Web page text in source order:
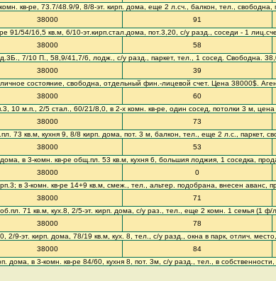
кв-ре, 73.7/48.9/9, 8/8-эт. кирп. дома, еще 2 л.сч., балкон, тел.,
38000 91
54/16,5 кв.м, 6/10-эт.кирп.стал.дома, пот.3,20, с/у разд., соседи - 1
38000 58
7/10 П., 58,9/41,7/6, лодж., с/у разд., паркет, тел., 1 сосед. Свободна.
38000 39
состояние, свободна, отдельный фин.-лицевой счет. Цена 38000$.
38000 60
10 м.п., 2/5 стал., 60/21/8,0, в 2-х комн. кв-ре, один сосед, потолки 3 м,
38000 73
73 кв.м, кухня 9, 8/8 кирп. дома, пот. 3 м, балкон, тел., еще 2 л.с., паркет,
38000 53
в 3-комн. кв-ре общ.пл. 53 кв.м, кухня 6, большия лоджия, 1 соседка,
38000 0
в 3-комн. кв-ре 14+9 кв.м, смеж., тел., альтер. подобрана, внесен аванс,
38000 71
71 кв.м, кух.8, 2/5-эт. кирп. дома, с/у раз., тел., еще 2 комн. 1 семья (1
38000 78
2/9-эт. кирп. дома, 78/19 кв.м, кух. 8, тел., с/у разд., окна в парк, отлич.
38000 84
в 3-комн. кв-ре 84/60, кухня 8, пот. 3м, с/у разд., тел., в